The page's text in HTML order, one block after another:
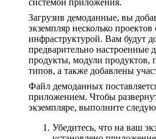
системой приложения.
Загрузив демоданные, вы
экземпляр несколько проектов
инфраструктурой. Вам будут
предварительно настроенные
продукты, модули продуктов,
типов, а также добавлены
Файл демоданных
приложением. Чтобы
экземпляре, выполните
Убедитесь, что на ваш